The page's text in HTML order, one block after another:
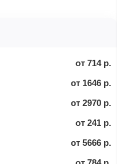
от 714 р.
от 1646 р.
от 2970 р.
от 241 р.
от 5666 р.